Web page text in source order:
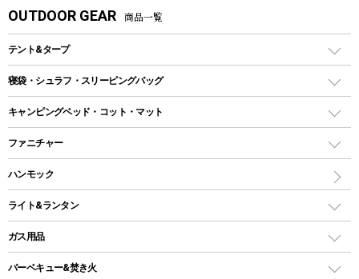
OUTDOOR GEAR 商品一覧
テント&タープ
テント
ツールームテント
ワンポールテント
シェルターテント
ロッジ型・オリジナルテント
タープ
寝袋・シュラフ・スリーピングバッグ
レクタングラー型（封筒型）シュラフ
インナーシュラフ
キャンピングベッド・コット・マット
キャンピングベッド・コット
インフレータブルマット
ファニチャー
アウトドアテーブル
レジャーシート
ハンモック
ライト&ランタン
LEDランタン
ガスランタン
ガス用品
ガスバーナー
バーベキュー&焚き火